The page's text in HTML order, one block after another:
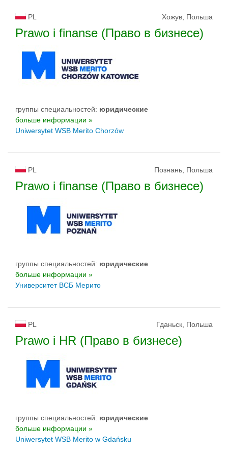
PL Хожув, Польша
Prawo i finanse (Право в бизнесе)
группы специальностей: юридические
больше информации »
Uniwersytet WSB Merito Chorzów
PL Познань, Польша
Prawo i finanse (Право в бизнесе)
группы специальностей: юридические
больше информации »
Университет ВСБ Мерито
PL Гданьск, Польша
Prawo i HR (Право в бизнесе)
группы специальностей: юридические
больше информации »
Uniwersytet WSB Merito w Gdańsku